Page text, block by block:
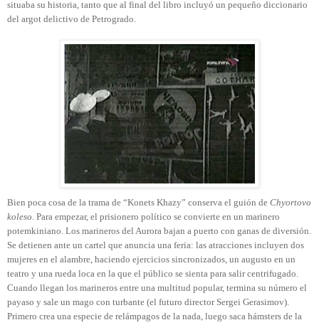
situaba su historia, tanto que al final del libro incluyó un pequeño diccionario
del argot delictivo de Petrogrado.
Bien poca cosa de la trama de “Konets Khazy” conserva el guión de Chyortovo
koleso . Para empezar, el prisionero político se convierte en un marinero
potemkiniano. Los marineros del Aurora bajan a puerto con ganas de diversión.
Se detienen ante un cartel que anuncia una feria: las atracciones incluyen dos
mujeres en el alambre, haciendo ejercicios sincronizados, un augusto en un
teatro y una rueda loca en la que el público se sienta para salir centrifugado.
Cuando llegan los marineros entre una multitud popular, termina su número el
payaso y sale un mago con turbante (el futuro director Sergei Gerasimov).
Primero crea una especie de relámpagos de la nada, luego saca hámsters de la